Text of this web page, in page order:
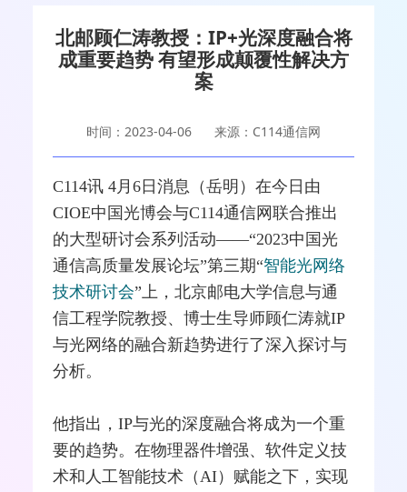
北邮顾仁涛教授：IP+光深度融合将
成重要趋势 有望形成颠覆性解决方
案
时间：2023-04-06 来源：C114通信网
C114讯 4月6日消息（岳明）在今日由
CIOE中国光博会与C114通信网联合推出
的大型研讨会系列活动——“2023中国光
通信高质量发展论坛”第三期“智能光网络
技术研讨会”上，北京邮电大学信息与通
信工程学院教授、博士生导师顾仁涛就IP
与光网络的融合新趋势进行了深入探讨与
分析。
他指出，IP与光的深度融合将成为一个重
要的趋势。在物理器件增强、软件定义技
术和人工智能技术（AI）赋能之下，实现